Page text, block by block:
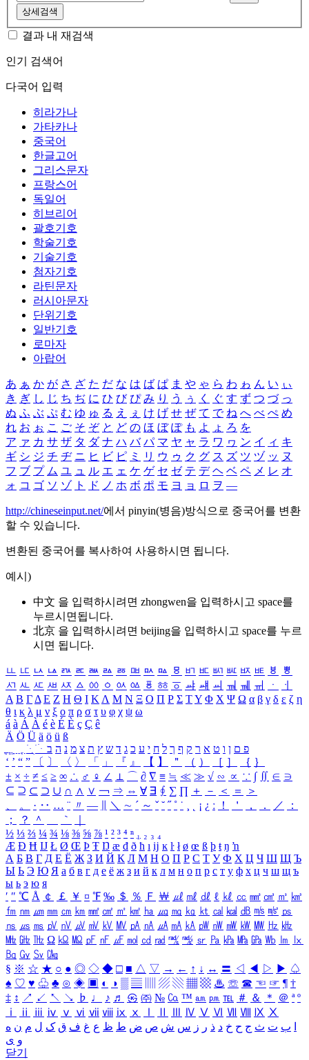
상세검색
결과 내 재검색
인기 검색어
다국어 입력
히라가나
가타카나
중국어
한글고어
그리스문자
프랑스어
독일어
히브리어
괄호기호
학술기호
기술기호
첨자기호
라틴문자
러시아문자
단위기호
일반기호
로마자
아랍어
あ ぁ か が さ ざ た だ な は ば ぱ ま や ゃ ら わ ゎ ん い ぃ
き ぎ し じ ち ぢ に ひ び ぴ み り う ぅ く ぐ す ず つ づ っ
ぬ ふ ぶ ぷ む ゆ ゅ る え ぇ け げ せ ぜ て で ね へ べ ぺ め
れ お ぉ こ ご そ ぞ と ど の ほ ぼ ぽ も よ ょ ろ を
ア ァ カ サ ザ タ ダ ナ ハ バ パ マ ヤ ャ ラ ワ ヮ ン イ ィ キ
ギ シ ジ チ ヂ ニ ヒ ビ ピ ミ リ ウ ゥ ク グ ス ズ ツ ヅ ッ ヌ
フ ブ プ ム ユ ュ ル エ ェ ケ ゲ セ ゼ テ デ ヘ ベ ペ メ レ オ
ォ コ ゴ ソ ゾ ト ド ノ ホ ボ ポ モ ヨ ョ ロ ヲ ―
http://chineseinput.net/에서 pinyin(병음)방식으로 중국어를 변환
할 수 있습니다.
변환된 중국어를 복사하여 사용하시면 됩니다.
예시)
中文 을 입력하시려면 zhongwen을 입력하시고 space를
누르시면됩니다.
北京 을 입력하시려면 beijing을 입력하시고 space를 누르
시면 됩니다.
ㅥ ㅦ ㅧ ㅨ ㅩ ㅪ ㅫ ㅬ ㅭ ㅮ ㅯ ㅰ ㅱ ㅲ ㅳ ㅴ ㅵ ㅶ ㅷ ㅸ
ㅹ
ㅺ ㅻ ㅼ ㅽ ㅾ ㅿ ㆀ ㆁ ㆂ ㆃ ㆄ ㆅ ㆆ ㆇ ㆈ ㆉ ㆊ ㆋ ㆌ ㆍ
ㆎ
Α Β ΓΔ Ε Ζ Η Θ Ι ΚΛ Μ Ν Ξ Ο Π Ρ Σ ΤΥ Φ Χ Ψ Ω α β γ δ ε ζ η
θ ι κ λ μ ν ξ ο π ρ σ τ υ φ χ ψ ω
á à Á À é è É È ç Ç ê
Ä Ö Ü ä ö ü ß
ִֶֹ ֻּ ׁׂ פ ם ן ו ט א ר ק ף ך ל ח י ע כ ג ד ש ץ ת צ מ נ ה ב
‘ ’ “ ” 〔 〕 〈 〉 「 」 『 』 【 】 ＂ （ ） ［ ］ ｛ ｝
± × ÷ ≠ ≤ ≥ ∞ ∴ ♂ ♀ ∠ ⊥ ⌒ ∂ ∇ ≡ ≒ ≪ ≫ √ ∽ ∝ ∵ ∫ ∬ ∈ ∋
⊆ ⊇ ⊂ ⊃ ∪ ∩ ∧ ∨ ￢ ⇒ ⇔ ∀ ∃ ∮ ∑ ∏ ＋ － ＜ ＝
＞
、
。 · ‥ … ¨ 〃 ― ＼ ∼ ´ ～ ˇ ˘ ˝ ˚ ˙ ¸ ¡ ¿ ː ！ ＇ ， ． ／
：
；
？ ＾ ｀
½ ⅓ ⅔ ¼ ¾ ⅛ ⅜ ⅝ ⅞ ¹ ² ³ ⁴ ⁿ ₁ ₂ ₃ ₄
Æ Ð Ħ Ĳ Ł Ø Œ Þ Ŧ Ŋ æ đ ð ħ ı ĳ ĸ ŀ ł ø œ ß þ ŧ ŋ ŉ
А Б В Г Д Е Ё Ж З И Й К Л М Н О П Р С Т У Ф Х Ц Ч Ш Щ Ъ
Ы Ь Э Ю Я а б в г д е ё ж з и й к л м н о п р с т у ф х ц ч ш щ ъ
ы ь э ю я
′ ″ ℃ Å ￠ ￡ ￥ ¤ ℉ ‰ ＄ ％ Ｆ ￦ ㎕ ㎖ ㎗ ℓ ㎘ ㏄ ㎣ ㎤ ㎥ ㎦
㎙ ㎚ ㎛ ㎜ ㎝ ㎞ ㎟ ㎠ ㎡ ㎢ ㏊ ㎍ ㎎ ㎏ ㏏ ㎈ ㎉ ㏈ ㎧ ㎨ ㎰
㎱ ㎲ ㎳ ㎴ ㎵ ㎶ ㎷ ㎸ ㎹ ㎀ ㎁ ㎂ ㎃ ㎄ ㎺ ㎻ ㎽ ㎾ ㎿ ㎐ ㎑
㎒ ㎓ ㎔ Ω ㏀ ㏁ ㎊ ㎋ ㎌ ㏖ ㏅ ㎭ ㎮ ㎯ ㏛ ㎩ ㎪ ㎫ ㎬ ㏝ ㏐
㏓
㏃ ㏉ ㏜ ㏆
§ ※ ☆ ★ ○ ● ◎ ◇ ◆ □ ■ △ ▽ → ← ↑ ↓ ↔ 〓 ◁ ◀ ▷ ▶ ♤
♠ ♡ ♥ ♧ ♣ ⊙ ◈ ▣ ◐ ◑ ▒ ▤ ▨ ▧ ▦ ▩ ♨ ☏ ☎ ☜ ☞ ¶ †
‡ ↕ ↗ ↙ ↖ ↘ ♭ ♩ ♪ ♬ ㉿ ㈜ № ㏇ ™ ㏂ ㏘ ℡ ＃ ＆ ＊ ＠ ª º
ⅰ
ⅱ ⅲ ⅳ ⅴ ⅵ ⅶ ⅷ ⅸ ⅹ Ⅳ Ⅴ Ⅵ Ⅶ Ⅷ Ⅸ Ⅹ
ب ت ث ج ح خ د ذ ر ز س ش ص ض ط ظ ع غ ف ق ک ل م ن ه
و ی
닫기